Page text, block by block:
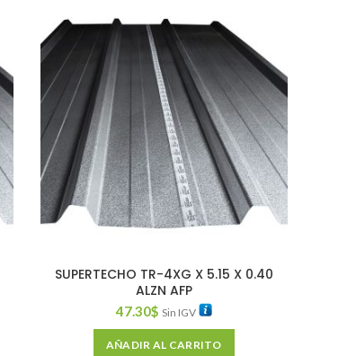
SUPERTECHO TR-4XG X 5.15 X 0.40
ALZN AFP
47.30$ Sin IGV
AÑADIR AL CARRITO